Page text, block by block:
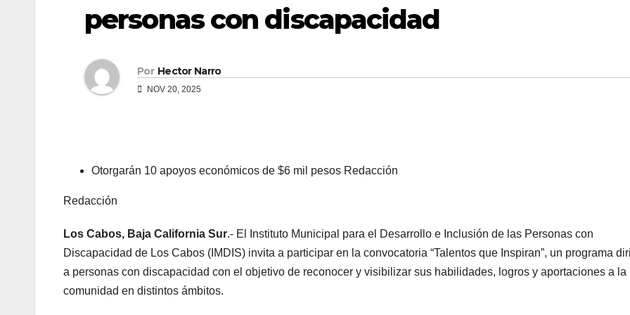
personas con discapacidad
Por Hector Narro
NOV 20, 2025
Otorgarán 10 apoyos económicos de $6 mil pesos Redacción
Redacción
Los Cabos, Baja California Sur.- El Instituto Municipal para el Desarrollo e Inclusión de las Personas con
Discapacidad de Los Cabos (IMDIS) invita a participar en la convocatoria “Talentos que Inspiran”, un programa
a personas con discapacidad con el objetivo de reconocer y visibilizar sus habilidades, logros y aportaciones a la
comunidad en distintos ámbitos.